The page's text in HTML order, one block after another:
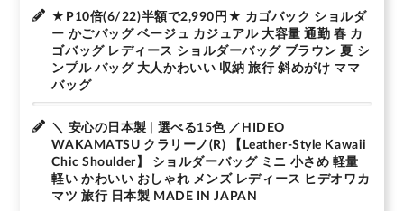
★P10倍(6/22)半額で2,990円★ カゴバック ショルダ
ー かごバッグ ベージュ カジュアル 大容量 通勤 春 カ
ゴバッグ レディース ショルダーバッグ ブラウン 夏 シ
ンプル バッグ 大人かわいい 収納 旅行 斜めがけ ママ
バッグ
＼ 安心の日本製 | 選べる15色 ／HIDEO
WAKAMATSU クラリーノ(R) 【Leather-Style Kawaii
Chic Shoulder】 ショルダーバッグ ミニ 小さめ 軽量
軽い かわいい おしゃれ メンズ レディース ヒデオワカ
マツ 旅行 日本製 MADE IN JAPAN